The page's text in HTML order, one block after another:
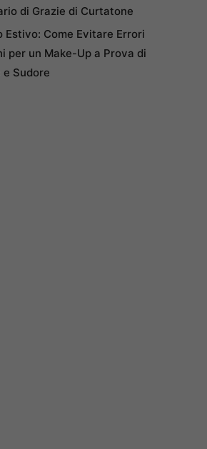
di Grazie di Curtatone
Estivo: Come Evitare Errori
per un Make-Up a Prova di
e Sudore